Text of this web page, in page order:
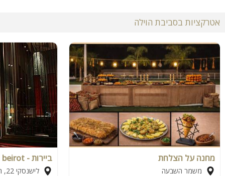
אטרקציות בסביבת הוילה
מחנה על הצלחת
משמר השבעה
ביירות - beirot
לישנסקי 22, ראשון לציון